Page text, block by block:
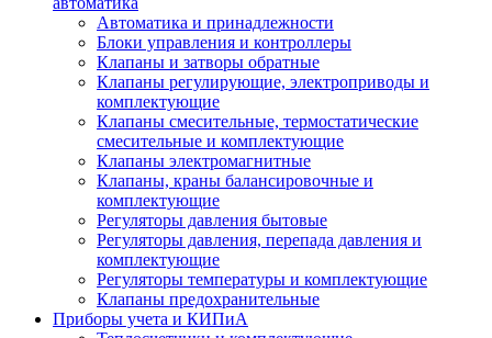
Автоматика и принадлежности
Блоки управления и контроллеры
Клапаны и затворы обратные
Клапаны регулирующие, электроприводы и
комплектующие
Клапаны смесительные, термостатические
смесительные и комплектующие
Клапаны электромагнитные
Клапаны, краны балансировочные и
комплектующие
Регуляторы давления бытовые
Регуляторы давления, перепада давления и
комплектующие
Регуляторы температуры и комплектующие
Клапаны предохранительные
Приборы учета и КИПиА